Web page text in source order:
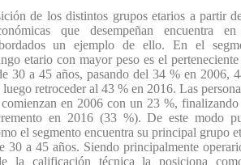
de los distintos grupos etarios a partir
que desempeñan encuentra
un ejemplo de ello. En el
etario con mayor peso es el
30 a 45 años, pasando del 34 % en 2006,
luego retroceder al 43 % en 2016. Las
en 2006 con un 23 %,
en 2016 (33 %). De este modo
el segmento encuentra su principal grupo
30 a 45 años. Siendo principalmente
la calificación técnica la posiciona